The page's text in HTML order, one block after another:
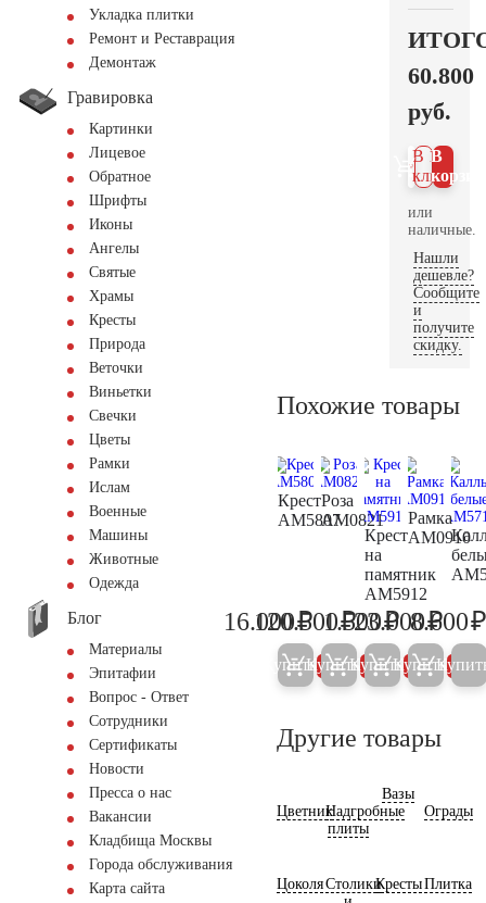
Укладка плитки
Ремонт и Реставрация
Демонтаж
Гравировка
Картинки
Лицевое
Обратное
Шрифты
Иконы
Ангелы
Святые
Храмы
Кресты
Природа
Веточки
Виньетки
Свечки
Цветы
Рамки
Ислам
Военные
Машины
Животные
Одежда
Блог
Материалы
Эпитафии
Вопрос - Ответ
Сотрудники
Сертификаты
Новости
Пресса о нас
Вакансии
Кладбища Москвы
Города обслуживания
Карта сайта
60.800
руб.
В
В 1
клик
или
наличные.
Нашли
дешевле?
Сообщите
и
получите
скидку.
Похожие товары
Крест
AM5807
16.800
16.000₽
Купить 5%
Роза
AM0821
126.800
120.500₽
Купить 5%
Крест
на
памятник
AM5912
1.600
1.500₽
Купить 5%
Рамка
AM0910
23.000₽
Купить 5%
8.600₽
Другие товары
ЦветникНадгробные
плиты
Вазы
Ограды
ЦоколяСтоликиКрестыПлитка